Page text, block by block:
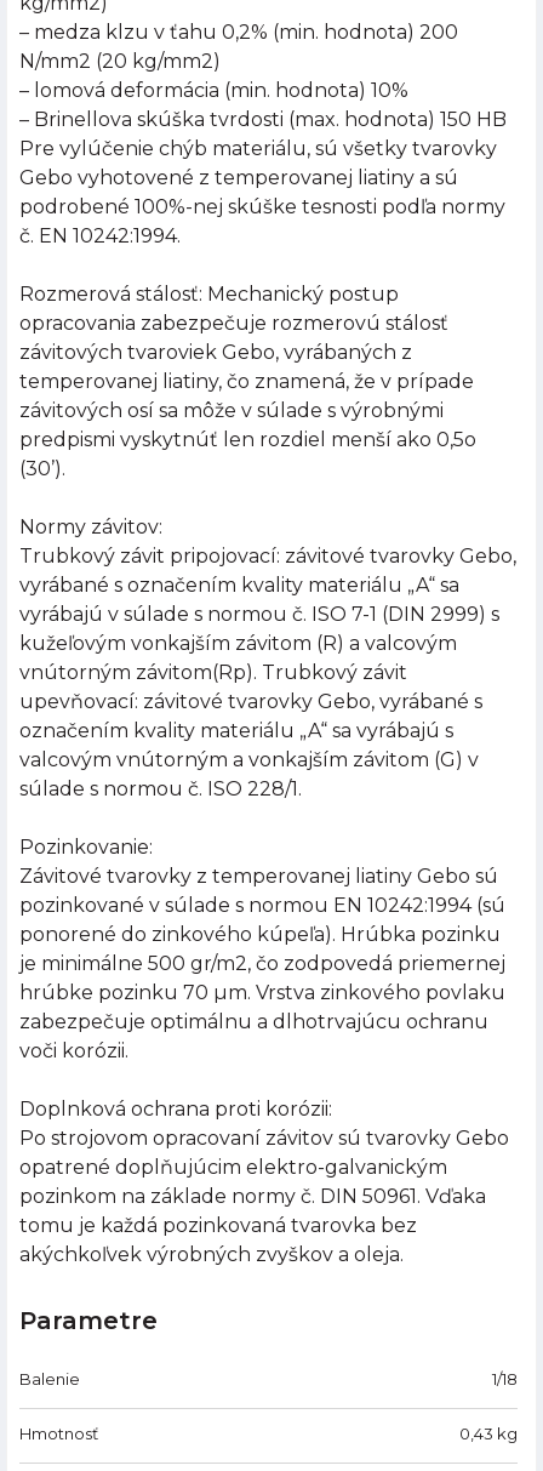
– medza klzu v ťahu 0,2% (min. hodnota) 200
N/mm2 (20 kg/mm2)
– lomová deformácia (min. hodnota) 10%
– Brinellova skúška tvrdosti (max. hodnota) 150 HB
Pre vylúčenie chýb materiálu, sú všetky tvarovky
Gebo vyhotovené z temperovanej liatiny a sú
podrobené 100%-nej skúške tesnosti podľa normy
č. EN 10242:1994.
Rozmerová stálosť: Mechanický postup
opracovania zabezpečuje rozmerovú stálosť
závitových tvaroviek Gebo, vyrábaných z
temperovanej liatiny, čo znamená, že v prípade
závitových osí sa môže v súlade s výrobnými
predpismi vyskytnúť len rozdiel menší ako 0,5o
(30’).
Normy závitov:
Trubkový závit pripojovací: závitové tvarovky Gebo,
vyrábané s označením kvality materiálu „A“ sa
vyrábajú v súlade s normou č. ISO 7-1 (DIN 2999) s
kužeľovým vonkajším závitom (R) a valcovým
vnútorným závitom(Rp). Trubkový závit
upevňovací: závitové tvarovky Gebo, vyrábané s
označením kvality materiálu „A“ sa vyrábajú s
valcovým vnútorným a vonkajším závitom (G) v
súlade s normou č. ISO 228/1.
Pozinkovanie:
Závitové tvarovky z temperovanej liatiny Gebo sú
pozinkované v súlade s normou EN 10242:1994 (sú
ponorené do zinkového kúpeľa). Hrúbka pozinku
je minimálne 500 gr/m2, čo zodpovedá priemernej
hrúbke pozinku 70 µm. Vrstva zinkového povlaku
zabezpečuje optimálnu a dlhotrvajúcu ochranu
voči korózii.
Doplnková ochrana proti korózii:
Po strojovom opracovaní závitov sú tvarovky Gebo
opatrené doplňujúcim elektro-galvanickým
pozinkom na základe normy č. DIN 50961. Vďaka
tomu je každá pozinkovaná tvarovka bez
akýchkoľvek výrobných zvyškov a oleja.
Parametre
Balenie 1/18
Hmotnosť 0,43 kg